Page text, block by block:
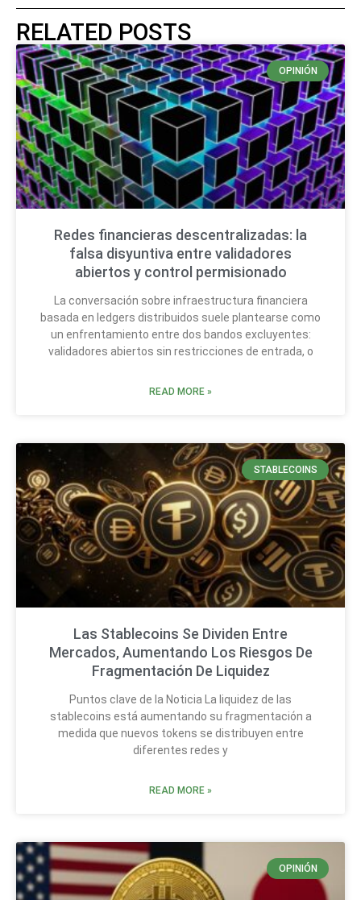
RELATED POSTS
OPINIÓN
Redes financieras descentralizadas: la
falsa disyuntiva entre validadores
abiertos y control permisionado
La conversación sobre infraestructura financiera
basada en ledgers distribuidos suele plantearse como
un enfrentamiento entre dos bandos excluyentes:
validadores abiertos sin restricciones de entrada, o
READ MORE »
STABLECOINS
Las Stablecoins Se Dividen Entre
Mercados, Aumentando Los Riesgos De
Fragmentación De Liquidez
Puntos clave de la Noticia La liquidez de las
stablecoins está aumentando su fragmentación a
medida que nuevos tokens se distribuyen entre
diferentes redes y
READ MORE »
OPINIÓN